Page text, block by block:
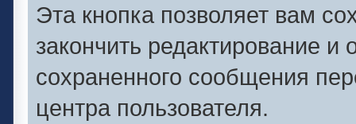
Эта кнопка позволяет вам
закончить редактирование и
сохраненного сообщения
центра пользователя.